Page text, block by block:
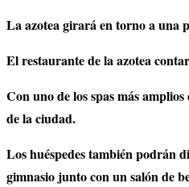
La azotea girará en torno a una
El restaurante de la azotea
Con uno de los spas más
de la ciudad.
Los huéspedes también podrán
gimnasio junto con un salón de